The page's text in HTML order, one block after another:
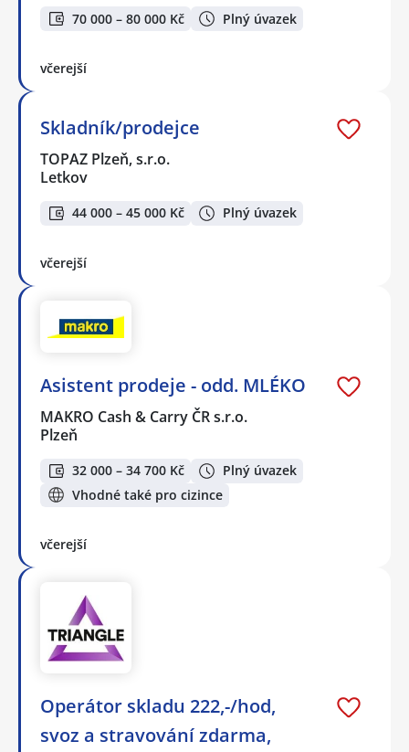
70 000 – 80 000 Kč Plný úvazek
včerejší
Skladník/prodejce
TOPAZ Plzeň, s.r.o.
Letkov
44 000 – 45 000 Kč Plný úvazek
včerejší
Asistent prodeje - odd. MLÉKO
MAKRO Cash & Carry ČR s.r.o.
Plzeň
32 000 – 34 700 Kč
Plný úvazek
Vhodné také pro cizince
včerejší
Operátor skladu 222,-/hod,
svoz a stravování zdarma,